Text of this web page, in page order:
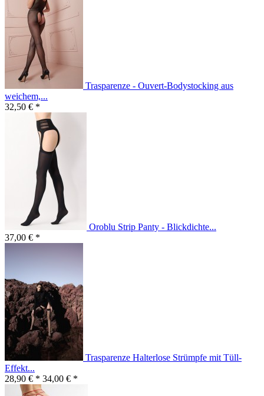
Trasparenze - Ouvert-Bodystocking aus
weichem,...
32,50 € *
Oroblu Strip Panty - Blickdichte...
37,00 € *
Trasparenze Halterlose Strümpfe mit Tüll-
Effekt...
28,90 € * 34,00 € *